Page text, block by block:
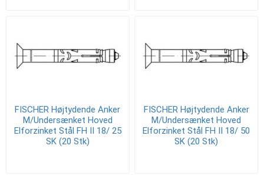
FISCHER Højtydende Anker
M/Undersænket Hoved
Elforzinket Stål FH II 18/ 25
SK (20 Stk)
FISCHER Højtydende Anker
M/Undersænket Hoved
Elforzinket Stål FH II 18/ 50
SK (20 Stk)